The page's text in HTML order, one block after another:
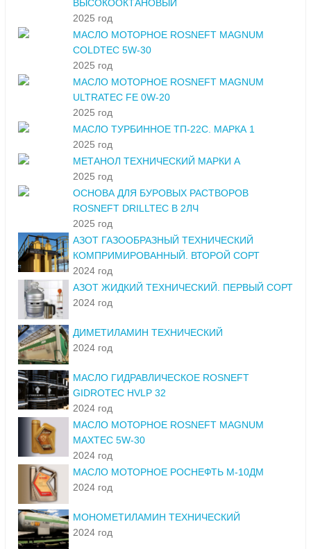
ВЫСОКООКТАНОВЫЙ
2025 год
МАСЛО МОТОРНОЕ ROSNEFT MAGNUM
COLDTEC 5W-30
2025 год
МАСЛО МОТОРНОЕ ROSNEFT MAGNUM
ULTRATEC FE 0W-20
2025 год
МАСЛО ТУРБИННОЕ ТП-22С. МАРКА 1
2025 год
МЕТАНОЛ ТЕХНИЧЕСКИЙ МАРКИ А
2025 год
ОСНОВА ДЛЯ БУРОВЫХ РАСТВОРОВ
ROSNEFT DRILLTEC В 2ЛЧ
2025 год
АЗОТ ГАЗООБРАЗНЫЙ ТЕХНИЧЕСКИЙ
КОМПРИМИРОВАННЫЙ. ВТОРОЙ СОРТ
2024 год
АЗОТ ЖИДКИЙ ТЕХНИЧЕСКИЙ. ПЕРВЫЙ СОРТ
2024 год
ДИМЕТИЛАМИН ТЕХНИЧЕСКИЙ
2024 год
МАСЛО ГИДРАВЛИЧЕСКОЕ ROSNEFT
GIDROTEC HVLP 32
2024 год
МАСЛО МОТОРНОЕ ROSNEFT MAGNUM
MAXTEC 5W-30
2024 год
МАСЛО МОТОРНОЕ РОСНЕФТЬ М-10ДМ
2024 год
МОНОМЕТИЛАМИН ТЕХНИЧЕСКИЙ
2024 год